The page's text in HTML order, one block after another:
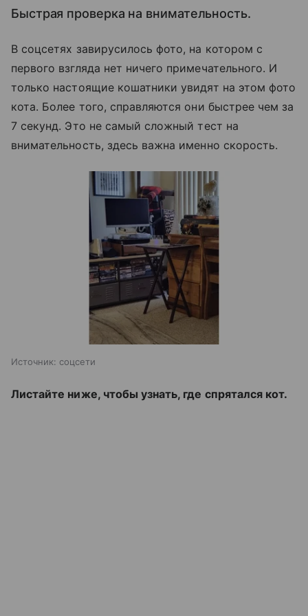
Быстрая проверка на внимательность.
В соцсетях завирусилось фото, на котором с
первого взгляда нет ничего примечательного. И
только настоящие кошатники увидят на этом фото
кота. Более того, справляются они быстрее чем за
7 секунд. Это не самый сложный тест на
внимательность, здесь важна именно скорость.
Источник: соцсети
Листайте ниже, чтобы узнать, где спрятался кот.